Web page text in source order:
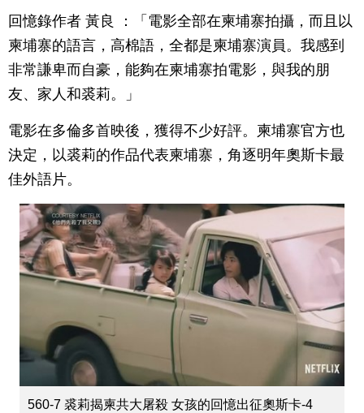
回憶錄作者 黃良 ：「電影全部在柬埔寨拍攝，而且以
柬埔寨的語言，高棉語，全都是柬埔寨演員。我感到
非常謙卑而自豪，能夠在柬埔寨拍電影，與我的朋
友、家人和裘莉。」
電影在多倫多首映後，獲得不少好評。柬埔寨官方也
決定，以裘莉的作品代表柬埔寨，角逐明年奧斯卡最
佳外語片。
560-7 裘莉揭柬共大屠殺 女孩的回憶出征奧斯卡-4